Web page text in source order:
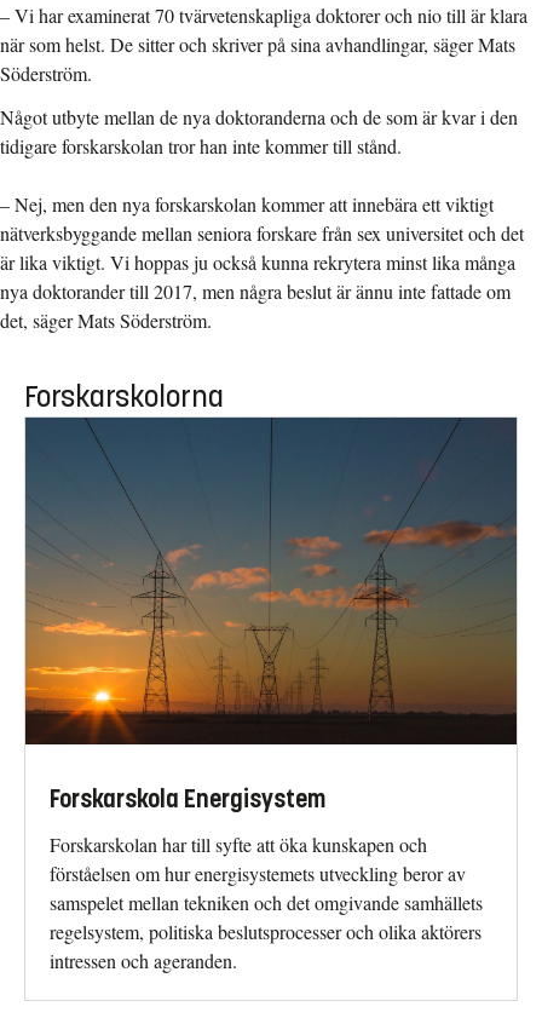
– Vi har examinerat 70 tvärvetenskapliga doktorer och nio till är klara
när som helst. De sitter och skriver på sina avhandlingar, säger Mats
Söderström.
Något utbyte mellan de nya doktoranderna och de som är kvar i den
tidigare forskarskolan tror han inte kommer till stånd.
– Nej, men den nya forskarskolan kommer att innebära ett viktigt
nätverksbyggande mellan seniora forskare från sex universitet och det
är lika viktigt. Vi hoppas ju också kunna rekrytera minst lika många
nya doktorander till 2017, men några beslut är ännu inte fattade om
det, säger Mats Söderström.
Forskarskolorna
Forskarskola Energisystem
Forskarskolan har till syfte att öka kunskapen och
förståelsen om hur energisystemets utveckling beror av
samspelet mellan tekniken och det omgivande samhällets
regelsystem, politiska beslutsprocesser och olika aktörers
intressen och ageranden.